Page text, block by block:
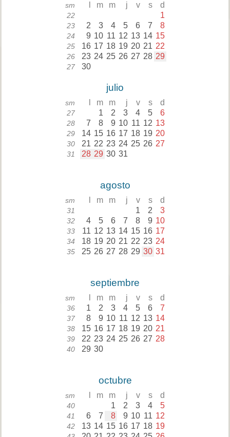
sm m m j v s d
22 1
23 2 3 4 5 6 7 8
24 9 10 11 12 13 14 15
25 16 17 18 19 20 21 22
26 23 24 25 26 27 28 29
27 30
julio
sm m m j v s d
27 1 2 3 4 5 6
28 7 8 9 10 11 12 13
29 14 15 16 17 18 19 20
30 21 22 23 24 25 26 27
31 28 29 30 31
agosto
sm m m j v s d
31 1 2 3
32 4 5 6 7 8 9 10
33 11 12 13 14 15 16 17
34 18 19 20 21 22 23 24
35 25 26 27 28 29 30 31
septiembre
sm m m j v s d
36 1 2 3 4 5 6 7
37 8 9 10 11 12 13 14
38 15 16 17 18 19 20 21
39 22 23 24 25 26 27 28
40 29 30
octubre
sm m m j v s d
40 1 2 3 4 5
41 6 7 8 9 10 11 12
42 13 14 15 16 17 18 19